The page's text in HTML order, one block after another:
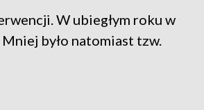
W ubiegłym roku w
było natomiast tzw.